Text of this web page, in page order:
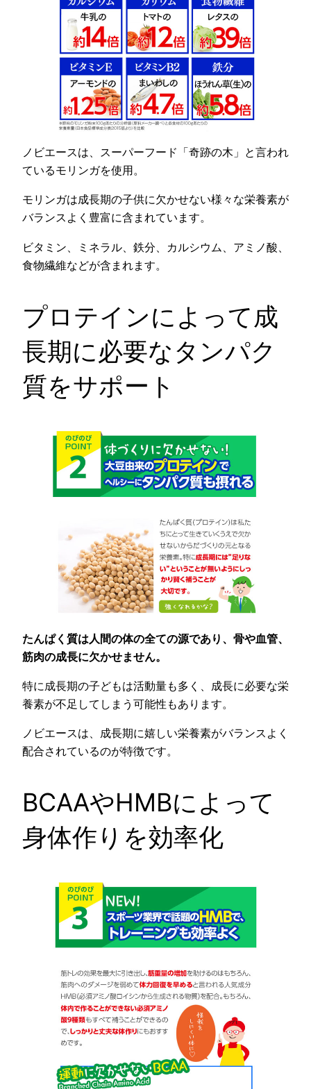
ノビエースは、スーパーフード「奇跡の木」と言われ
ているモリンガを使用。
モリンガは成長期の子供に欠かせない様々な栄養素が
バランスよく豊富に含まれています。
ビタミン、ミネラル、鉄分、カルシウム、アミノ酸、
食物繊維などが含まれます。
プロテインによって成
長期に必要なタンパク
質をサポート
たんぱく質は人間の体の全ての源であり、骨や血管、
筋肉の成長に欠かせません。
特に成長期の子どもは活動量も多く、成長に必要な栄
養素が不足してしまう可能性もあります。
ノビエースは、成長期に嬉しい栄養素がバランスよく
配合されているのが特徴です。
BCAAやHMBによって
身体作りを効率化